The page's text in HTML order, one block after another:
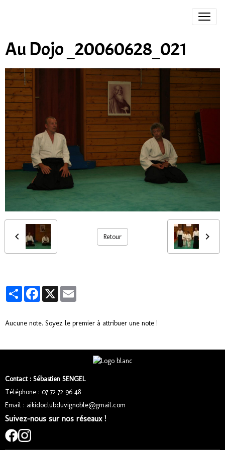
Au Dojo _20060628_021
Retour
PartagerFacebook
X
Aucune note. Soyez le premier à attribuer une note !
Contact : Sébastien SENGEL
Téléphone : 07 72 72 96 48
Email : aikidoclubduvignoble@gmail.com
Suivez-nous sur nos réseaux !